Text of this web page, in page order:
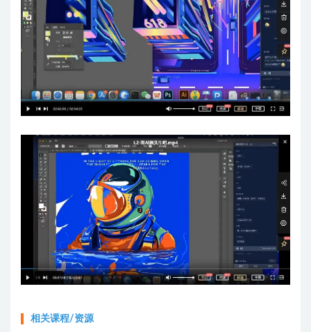
相关课程/资源